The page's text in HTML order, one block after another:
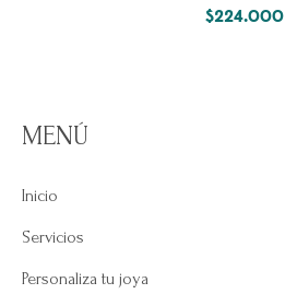
$224.000
MENÚ
Inicio
Servicios
Personaliza tu joya